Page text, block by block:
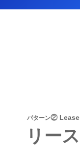
パターン② Lease
リース